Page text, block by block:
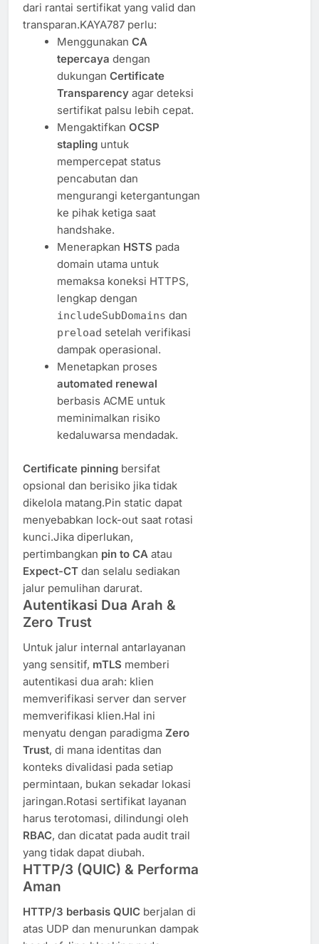
dari rantai sertifikat yang valid dan
transparan.KAYA787 perlu:
Menggunakan CA
tepercaya dengan
dukungan Certificate
Transparencyagar deteksi
sertifikat palsu lebih cepat.
Mengaktifkan OCSP
staplinguntuk
mempercepat status
pencabutan dan
mengurangi ketergantungan
ke pihak ketiga saat
handshake.
Menerapkan HSTS pada
domain utama untuk
memaksa koneksi HTTPS,
lengkap dengan
includeSubDomains dan
preload setelah verifikasi
dampak operasional.
Menetapkan proses
automated renewal
berbasis ACME untuk
meminimalkan risiko
kedaluwarsa mendadak.
Certificate pinning bersifat
opsional dan berisiko jika tidak
dikelola matang.Pin static dapat
menyebabkan lock-out saat rotasi
kunci.Jika diperlukan,
pertimbangkan pin to CA atau
Expect-CT dan selalu sediakan
jalur pemulihan darurat.
Autentikasi Dua Arah &
Zero Trust
Untuk jalur internal antarlayanan
yang sensitif, mTLS memberi
autentikasi dua arah: klien
memverifikasi server dan server
memverifikasi klien.Hal ini
menyatu dengan paradigma Zero
Trust, di mana identitas dan
konteks divalidasi pada setiap
permintaan, bukan sekadar lokasi
jaringan.Rotasi sertifikat layanan
harus terotomasi, dilindungi oleh
RBAC, dan dicatat pada audit trail
yang tidak dapat diubah.
HTTP/3 (QUIC) & Performa
Aman
HTTP/3 berbasis QUIC berjalan di
atas UDP dan menurunkan dampak